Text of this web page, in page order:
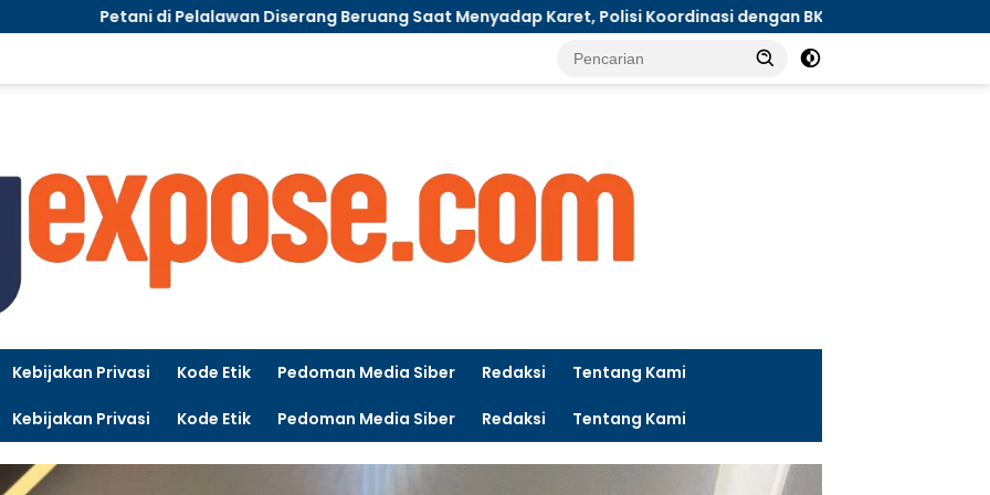
Diserang Beruang Saat Menyadap Karet, Polisi Koordinasi dengan BKSDA Warga Suak Rengas Siak
Kebijakan Privasi Kode Etik Pedoman Media Siber Redaksi Tentang Kami
Kebijakan Privasi Kode Etik Pedoman Media Siber Redaksi Tentang Kami